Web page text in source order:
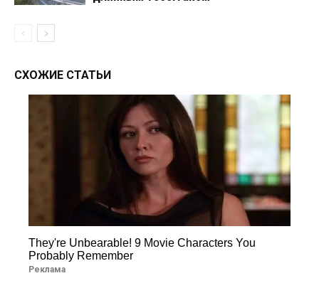
СХОЖИЕ СТАТЬИ
They're Unbearable! 9 Movie Characters You
Probably Remember
Реклама